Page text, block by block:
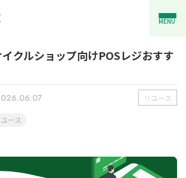
MENU
クルショップ向けPOSレジおすす
リユース
ース